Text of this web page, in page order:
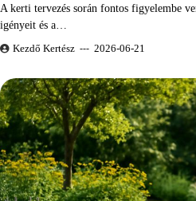
A kerti tervezés során fontos figyelembe
igényeit és a…
Kezdő Kertész 2026-06-21